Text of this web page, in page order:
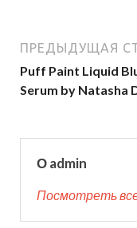
ПРЕДЫДУЩАЯ
Puff Paint Liquid
Serum by Natasha
О admin
Посмотреть